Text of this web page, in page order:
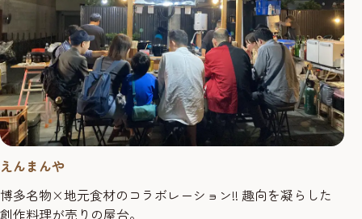
えんまんや
博多名物×地元食材のコラボレーション!! 趣向を凝らした
創作料理が売りの屋台。